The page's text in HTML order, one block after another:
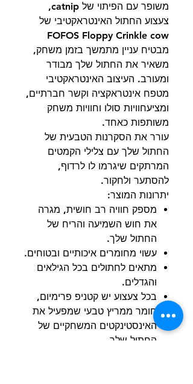
משופר עם הפיתוי של catnip,
צעצוע החתול האינטראקטיבי של
FOFOS Floppy Crinkle cow
מבטיח עניין מתמשך בזמן משחק,
משאיר את החתול שלך מבודר
ומעורב. העיצוב האינטראקטיבי
מטפח אינטראקציה וקשר חברתיים,
ומציעחוויות סולו וחוויות משחק
משותפות כאחד.
עורר את הסקרנות הטבעית של
החתול שלך עם צלילי הקמטים
המרתקים שיגרמו לו לרדוף,
להסתער ולחקור.
יתרונות המוצר:
מספק חוויה רב חושית, מגרה
את חוש השמיעה והריח של
החתול שלך.
עשוי מחומרים איכותיים ובטוחים.
מתאים לחתולים בכל הגילאים
והגדלים.
בכל צעצוע יש קטניפ פרימיום,
חומר ממריץ טבעי שמפעיל את
האינסטינקטים המשחקיים של
החתול שלך.